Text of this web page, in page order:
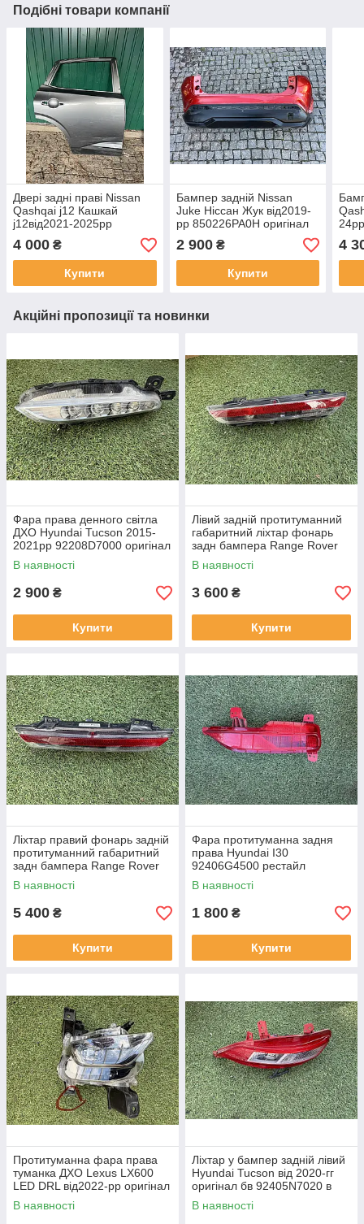
Подібні товари компанії
Двері задні праві Nissan
Qashqai j12 Кашкай
j12від2021-2025рр
821486UA0A оригінал бу
4 000 ₴
Купити
Бампер задній Nissan
Juke Ніссан Жук від2019-
рр 850226PA0H оригінал
бу, продається разом з
накладкою
2 900₴
Купити
4
Акційні пропозиції та новинки
Фара права денного світла
ДХО Hyundai Tucson 2015-
2021рр 92208D7000 оригінал
бв відсутнє одне кріплення,
повністю робоча
В наявності
2 900 ₴
Купити
Лівий задній протитуманний
габаритний ліхтар фонарь
задн бампера Range Rover
L460 від 2021-рр LR152299
оригінал бв повністю р
В наявності
3 600 ₴
Купити
Ліхтар правий фонарь задній
протитуманний габаритний
задн бампера Range Rover
L460 від2021-рр, LR152295
оригінал повністю робо
В наявності
5 400 ₴
Купити
Фара протитуманна задня
права Hyundai I30
92406G4500 рестайл
від2020-рр оригінал бв
відсутнє одне кріплення
В наявності
1 800 ₴
Купити
Протитуманна фара права
туманка ДХО Lexus LX600
LED DRL від2022-рр оригінал
бв відсутнє одно кріплення
В наявності
Ліхтар у бампер задній лівий
Hyundai Tucson від 2020-гг
оригінал бв 92405N7020 в
нормальному стані
В наявності